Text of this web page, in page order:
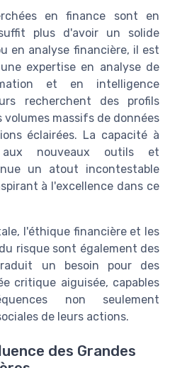
en finance sont en
plus d'avoir un solide
en analyse financière, il est
expertise en analyse de
et en intelligence
recherchent des profils
massifs de données
éclairées. La capacité à
aux nouveaux outils et
un atout incontestable
à l'excellence dans ce
l'éthique financière et les
risque sont également des
un besoin pour des
critique aiguisée, capables
non seulement
de leurs actions.
des Grandes